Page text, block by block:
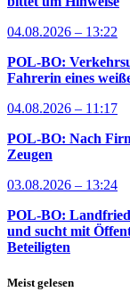
04.08.2026 – 13:22
POL-BO:
Fahrerin eines
04.08.2026 – 11:17
POL-BO: Nach
Zeugen
03.08.2026 – 13:24
POL-BO:
und sucht mit
Beteiligten
Meist gelesen